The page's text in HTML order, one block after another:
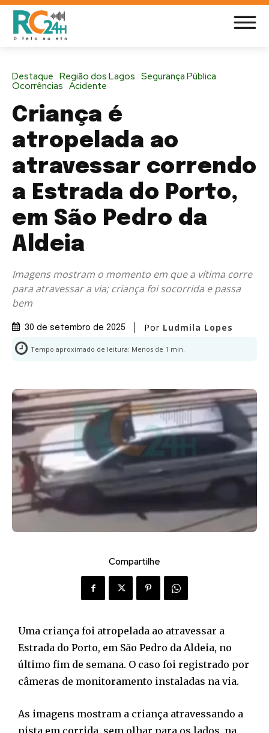
Destaque Região dos Lagos Segurança Pública
Ocorrências Acidente
Criança é
atropelada ao
atravessar correndo
a Estrada do Porto,
em São Pedro da
Aldeia
Imagens mostram o momento em que a vítima corre
para atravessar a via; criança foi socorrida e passa
bem
30 de setembro de 2025 Por Ludmila Lopes
Tempo aproximado de leitura: Menos de 1 min.
Compartilhe
Uma criança foi atropelada ao atravessar a
Estrada do Porto, em São Pedro da Aldeia, no
último fim de semana. O caso foi registrado por
câmeras de monitoramento instaladas na via.
As imagens mostram a criança atravessando a